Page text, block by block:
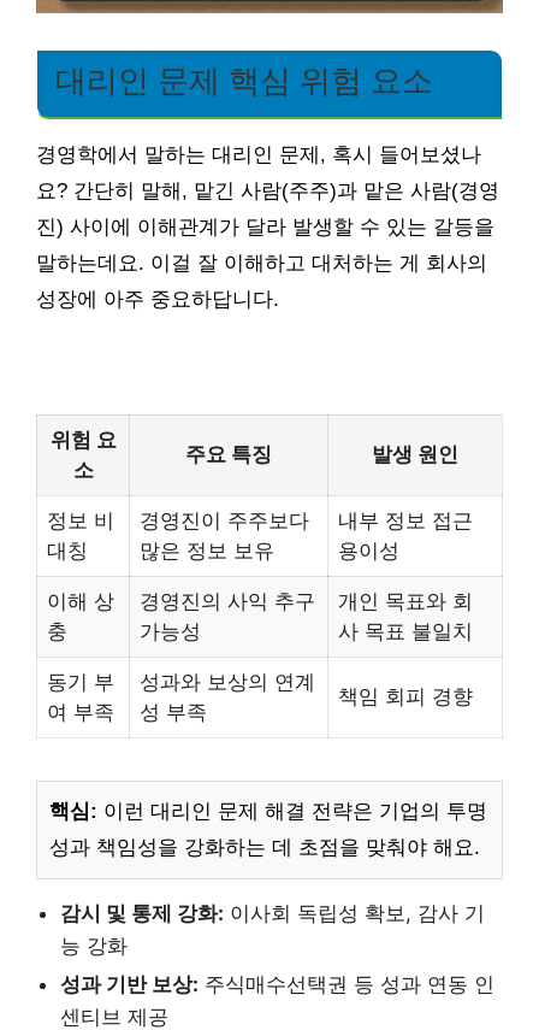
대리인 문제 핵심 위험 요소
경영학에서 말하는 대리인 문제, 혹시 들어보셨나
요? 간단히 말해, 맡긴 사람(주주)과 맡은 사람(경영
진) 사이에 이해관계가 달라 발생할 수 있는 갈등을
말하는데요. 이걸 잘 이해하고 대처하는 게 회사의
성장에 아주 중요하답니다.
위험 요
소
주요 특징 발생 원인
정보 비
대칭
경영진이 주주보다
많은 정보 보유
내부 정보 접근
용이성
이해 상
충
경영진의 사익 추구
가능성
개인 목표와 회
사 목표 불일치
동기 부
여 부족
성과와 보상의 연계
성 부족
책임 회피 경향
핵심: 이런 대리인 문제 해결 전략은 기업의 투명
성과 책임성을 강화하는 데 초점을 맞춰야 해요.
감시 및 통제 강화: 이사회 독립성 확보, 감사 기
능 강화
성과 기반 보상: 주식매수선택권 등 성과 연동 인
센티브 제공